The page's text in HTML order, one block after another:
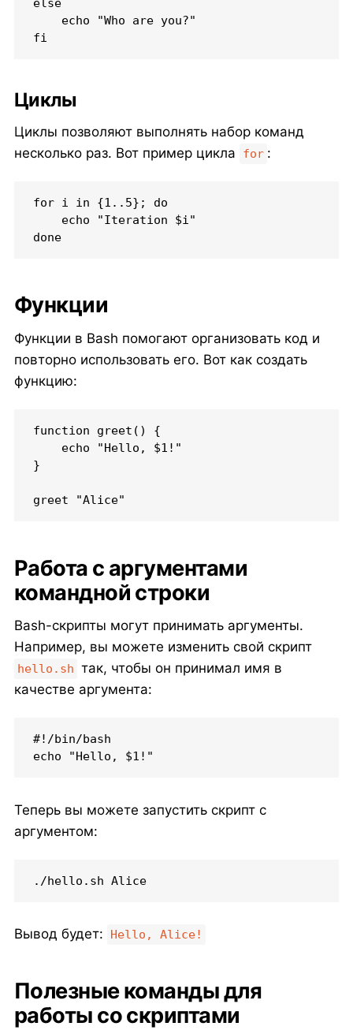
else
    echo "Who are you?"
fi
Циклы
Циклы позволяют выполнять набор команд
несколько раз. Вот пример цикла
for :
for i in {1..5}; do
    echo "Iteration $i"
done
Функции
Функции в Bash помогают организовать код и
повторно использовать его. Вот как создать
функцию:
function greet() {
    echo "Hello, $1!"
}
greet "Alice"
Работа с аргументами
командной строки
Bash-скрипты могут принимать аргументы.
Например, вы можете изменить свой скрипт
hello.sh так, чтобы он принимал имя в
качестве аргумента:
#!/bin/bash
echo "Hello, $1!"
Теперь вы можете запустить скрипт с
аргументом:
./hello.sh Alice
Вывод будет: Hello, Alice!
Полезные команды для
работы со скриптами